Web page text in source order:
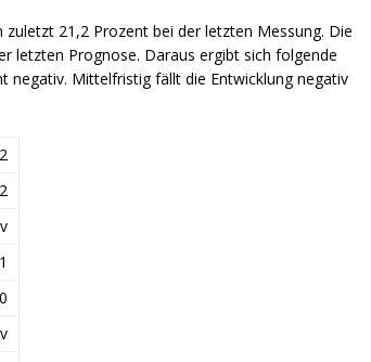
21,2 Prozent bei der letzten Messung. Die
letzten Prognose. Daraus ergibt sich folgende
negativ. Mittelfristig fällt die Entwicklung negativ